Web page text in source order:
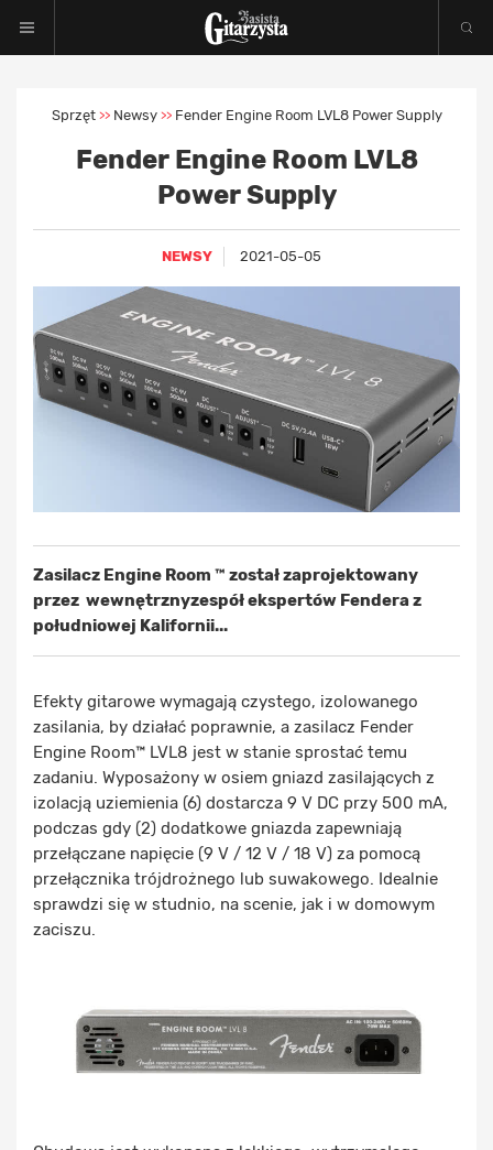
Sprzęt >> Newsy >> Fender Engine Room LVL8 Power Supply
Fender Engine Room LVL8
Power Supply
NEWSY 2021-05-05
Zasilacz Engine Room ™ został zaprojektowany
przez wewnętrznyzespół ekspertów Fendera z
południowej Kalifornii...
Efekty gitarowe wymagają czystego, izolowanego
zasilania, by działać poprawnie, a zasilacz Fender
Engine Room™ LVL8 jest w stanie sprostać temu
zadaniu. Wyposażony w osiem gniazd zasilających z
izolacją uziemienia (6) dostarcza 9 V DC przy 500 mA,
podczas gdy (2) dodatkowe gniazda zapewniają
przełączane napięcie (9 V / 12 V / 18 V) za pomocą
przełącznika trójdrożnego lub suwakowego. Idealnie
sprawdzi się w studnio, na scenie, jak i w domowym
zaciszu.